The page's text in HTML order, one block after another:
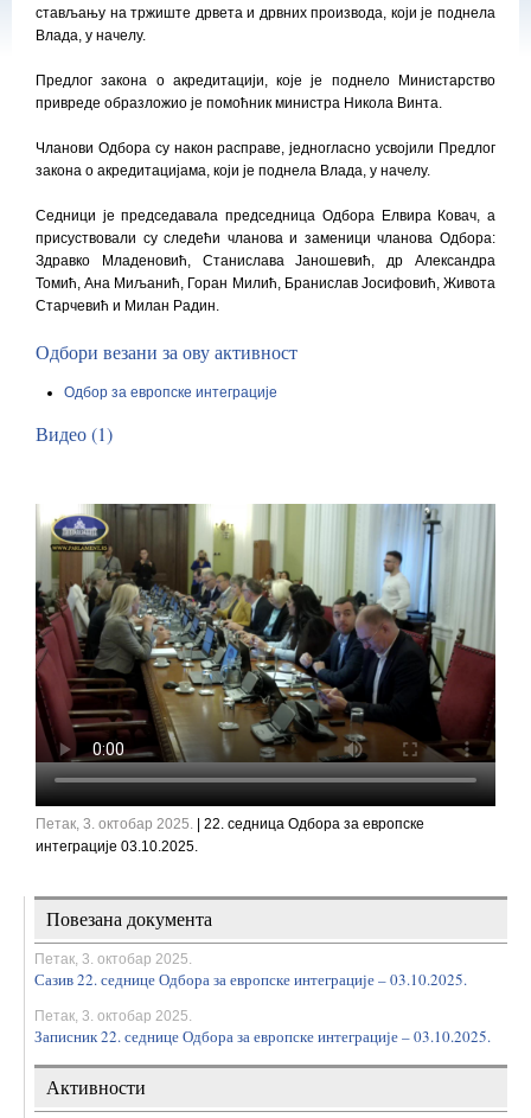
стављању на тржиште дрвета и дрвних производа, који је поднела
Влада, у начелу.
Предлог закона о акредитацији, које је поднело Министарство
привреде образложио је помоћник министра Никола Винта.
Чланови Одбора су након расправе, једногласно усвојили Предлог
закона о акредитацијама, који је поднела Влада, у начелу.
Седници је председавала председница Одбора Елвира Ковач, а
присуствовали су следећи чланова и заменици чланова Одбора:
Здравко Младеновић, Станислава Јаношевић, др Александра
Томић, Ана Миљанић, Горан Милић, Бранислав Јосифовић, Живота
Старчевић и Милан Радин.
Одбори везани за ову активност
Одбор за европске интеграције
Видео (1)
Петак, 3. октобар 2025.
| 22. седница Одбора за европске
интеграције 03.10.2025.
Повезана документа
Петак, 3. октобар 2025.
Сазив 22. седнице Одбора за европске интеграције – 03.10.2025.
Петак, 3. октобар 2025.
Записник 22. седнице Одбора за европске интеграције – 03.10.2025.
Активности